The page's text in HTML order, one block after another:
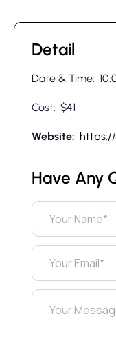
Detail
Date & Time:
Cost: $41
Website:
Have Any